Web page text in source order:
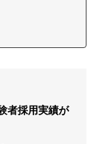
者採用実績が